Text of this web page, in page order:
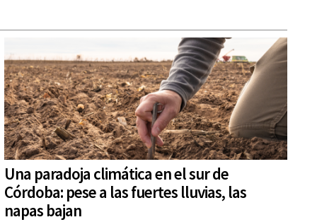
Una paradoja climática en el sur de
Córdoba: pese a las fuertes lluvias, las
napas bajan